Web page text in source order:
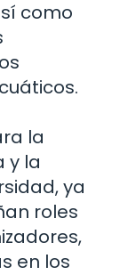
como
la
y la
ya
roles
en los